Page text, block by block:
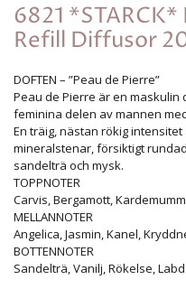
6821 *STARCK*
Refill Diffusor
DOFTEN – ”Peau de Pierre”
Peau de Pierre är en
feminina delen av mannen
En träig, nästan rökig
mineralstenar, försiktigt
sandelträ och mysk.
TOPPNOTER
Carvis, Bergamott,
MELLANNOTER
Angelica, Jasmin, Kanel,
BOTTENNOTER
Sandelträ, Vanilj, Rökelse,